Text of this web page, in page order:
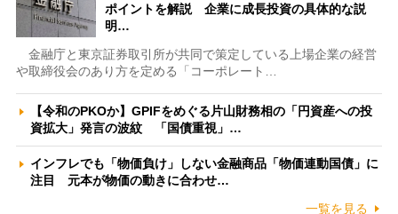
ポイントを解説 企業に成長投資の具体的な説
明…
金融庁と東京証券取引所が共同で策定している上場企業の経営
や取締役会のあり方を定める「コーポレート…
【令和のPKOか】GPIFをめぐる片山財務相の「円資産への投
資拡大」発言の波紋 「国債重視」…
インフレでも「物価負け」しない金融商品「物価連動国債」に
注目 元本が物価の動きに合わせ…
一覧を見る